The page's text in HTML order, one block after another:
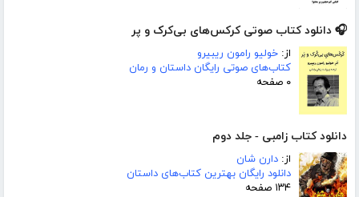
🎧 دانلود کتاب صوتی کرکس‌های بی‌کرک و پر
از: خولیو رامون ریبیرو
کتاب‌های صوتی رایگان داستان و رمان
۰ صفحه
دانلود کتاب زامبی - جلد دوم
از: دارن شان
دانلود رایگان بهترین کتاب‌های داستان
۱۳۴ صفحه